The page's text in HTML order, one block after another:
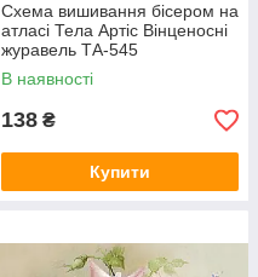
Схема вишивання бісером на
атласі Тела Артіс Вінценосні
журавель ТА-545
В наявності
138 ₴
Купити